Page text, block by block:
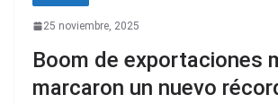
25 noviembre, 2025
Boom de exportaciones
marcaron un nuevo